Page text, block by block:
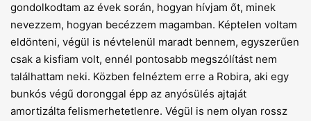
gondolkodtam az évek során, hogyan hívjam őt, minek
nevezzem, hogyan becézzem magamban. Képtelen voltam
eldönteni, végül is névtelenül maradt bennem, egyszerűen
csak a kisfiam volt, ennél pontosabb megszólítást nem
találhattam neki. Közben felnéztem erre a Robira, aki egy
bunkós végű doronggal épp az anyósülés ajtaját
amortizálta felismerhetetlenre. Végül is nem olyan rossz